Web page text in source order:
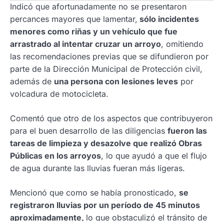
Indicó que afortunadamente no se presentaron
percances mayores que lamentar, sólo incidentes
menores como riñas y un vehículo que fue
arrastrado al intentar cruzar un arroyo, omitiendo
las recomendaciones previas que se difundieron por
parte de la Dirección Municipal de Protección civil,
además de una persona con lesiones leves por
volcadura de motocicleta.
Comentó que otro de los aspectos que contribuyeron
para el buen desarrollo de las diligencias fueron las
tareas de limpieza y desazolve que realizó Obras
Públicas en los arroyos, lo que ayudó a que el flujo
de agua durante las lluvias fueran más ligeras.
Mencionó que como se había pronosticado, se
registraron lluvias por un período de 45 minutos
aproximadamente, lo que obstaculizó el tránsito de